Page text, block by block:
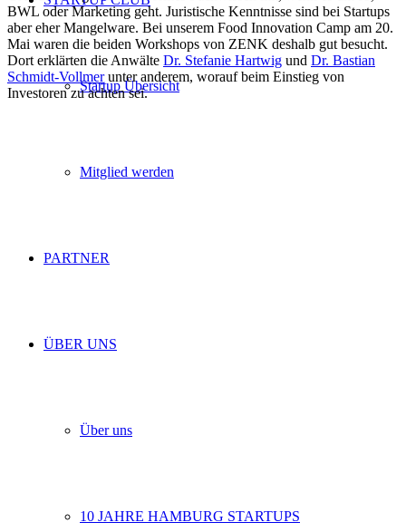
Startup Übersicht
Mitglied werden
PARTNER
ÜBER UNS
Über uns
10 JAHRE HAMBURG STARTUPS
BWL oder Marketing geht. Juristische Kenntnisse sind bei Startups
aber eher Mangelware. Bei unserem Food Innovation Camp am 20.
Mai waren die beiden Workshops von ZENK deshalb gut besucht.
Dort erklärten die Anwälte Dr. Stefanie Hartwig und Dr. Bastian
Schmidt-Vollmerunter anderem, worauf beim Einstieg von
Investoren zu achten sei.